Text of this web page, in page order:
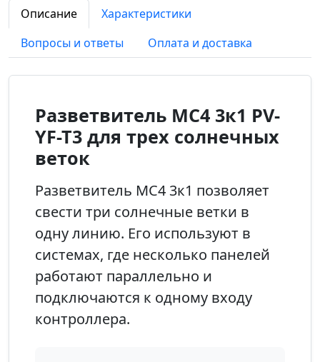
Описание
Характеристики
Вопросы и ответы
Оплата и доставка
Разветвитель MC4 3к1 PV-
YF-T3 для трех солнечных
веток
Разветвитель MC4 3к1 позволяет
свести три солнечные ветки в
одну линию. Его используют в
системах, где несколько панелей
работают параллельно и
подключаются к одному входу
контроллера.